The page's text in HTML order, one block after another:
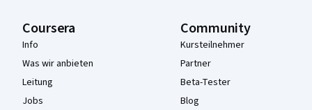
Coursera
Info
Was wir anbieten
Leitung
Jobs
Community
Kursteilnehmer
Partner
Beta-Tester
Blog